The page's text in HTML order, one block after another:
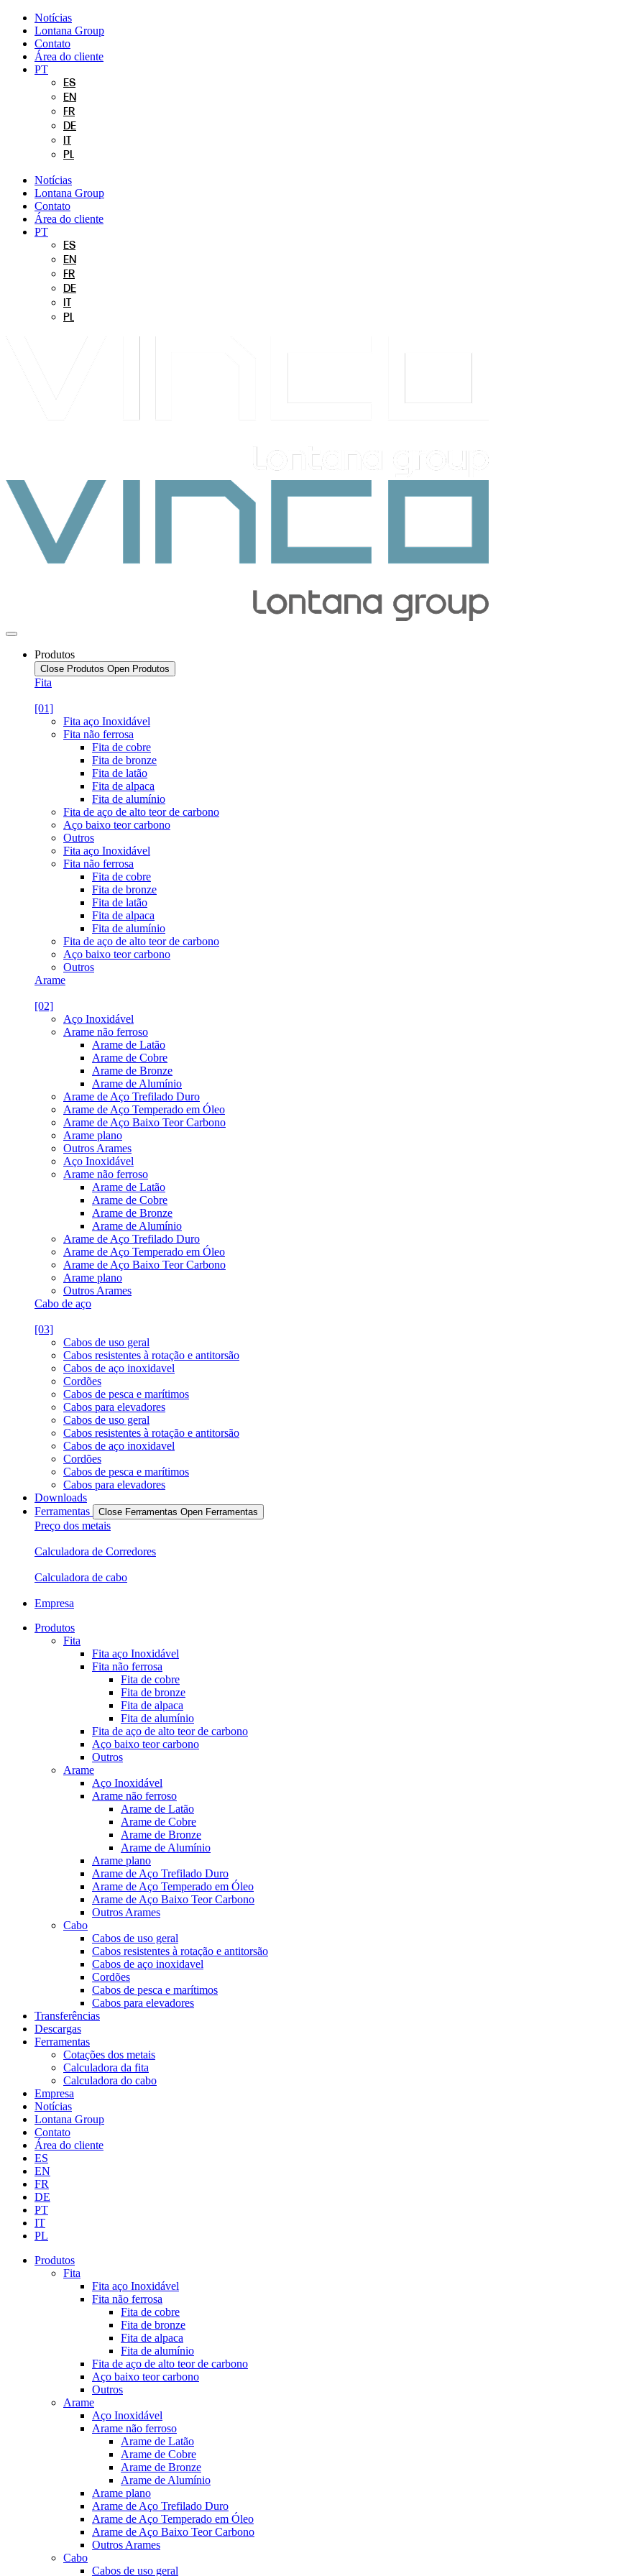
Pular
para
conteúdo
Notícias
Lontana Group
Contato
Área do cliente
PT
ES
EN
FR
DE
PL
Notícias
Lontana Group
Contato
Área do cliente
PT
ES
EN
FR
DE
PL
Produtos
Close Produtos Open Produtos
Fita
[01]
Fita aço Inoxidável
Fita não ferrosa
Fita de cobre
Fita de bronze
Fita de latão
Fita de alpaca
Fita de alumínio
Fita de aço de alto teor de carbono
Aço baixo teor carbono
Outros
Fita aço Inoxidável
Fita não ferrosa
Fita de cobre
Fita de bronze
Fita de latão
Fita de alpaca
Fita de alumínio
Fita de aço de alto teor de carbono
Aço baixo teor carbono
Outros
Arame
[02]
Aço Inoxidável
Arame não ferroso
Arame de Latão
Arame de Cobre
Arame de Bronze
Arame de Alumínio
Arame de Aço Trefilado Duro
Arame de Aço Temperado em Óleo
Arame de Aço Baixo Teor Carbono
Arame plano
Outros Arames
Aço Inoxidável
Arame não ferroso
Arame de Latão
Arame de Cobre
Arame de Bronze
Arame de Alumínio
Arame de Aço Trefilado Duro
Arame de Aço Temperado em Óleo
Arame de Aço Baixo Teor Carbono
Arame plano
Outros Arames
Cabo de aço
[03]
Cabos de uso geral
Cabos resistentes à rotação e antitorsão
Cabos de aço inoxidavel
Cordões
Cabos de pesca e marítimos
Cabos para elevadores
Cabos de uso geral
Cabos resistentes à rotação e antitorsão
Cabos de aço inoxidavel
Cordões
Cabos de pesca e marítimos
Cabos para elevadores
Downloads
Ferramentas
Close Ferramentas Open Ferramentas
Preço dos metais
Calculadora de Corredores
Calculadora de cabo
Empresa
Produtos
Fita
Fita aço Inoxidável
Fita não ferrosa
Fita de cobre
Fita de bronze
Fita de alpaca
Fita de alumínio
Fita de aço de alto teor de carbono
Aço baixo teor carbono
Outros
Arame
Aço Inoxidável
Arame não ferroso
Arame de Latão
Arame de Cobre
Arame de Bronze
Arame de Alumínio
Arame plano
Arame de Aço Trefilado Duro
Arame de Aço Temperado em Óleo
Arame de Aço Baixo Teor Carbono
Outros Arames
Cabo
Cabos de uso geral
Cabos resistentes à rotação e antitorsão
Cabos de aço inoxidavel
Cordões
Cabos de pesca e marítimos
Cabos para elevadores
Transferências
Descargas
Ferramentas
Cotações dos metais
Calculadora da fita
Calculadora do cabo
Empresa
Notícias
Lontana Group
Contato
Área do cliente
ES
EN
FR
DE
PT
IT
PL
Produtos
Fita
Fita aço Inoxidável
Fita não ferrosa
Fita de cobre
Fita de bronze
Fita de alpaca
Fita de alumínio
Fita de aço de alto teor de carbono
Aço baixo teor carbono
Outros
Arame
Aço Inoxidável
Arame não ferroso
Arame de Latão
Arame de Cobre
Arame de Bronze
Arame de Alumínio
Arame plano
Arame de Aço Trefilado Duro
Arame de Aço Temperado em Óleo
Arame de Aço Baixo Teor Carbono
Outros Arames
Cabo
Cabos de uso geral